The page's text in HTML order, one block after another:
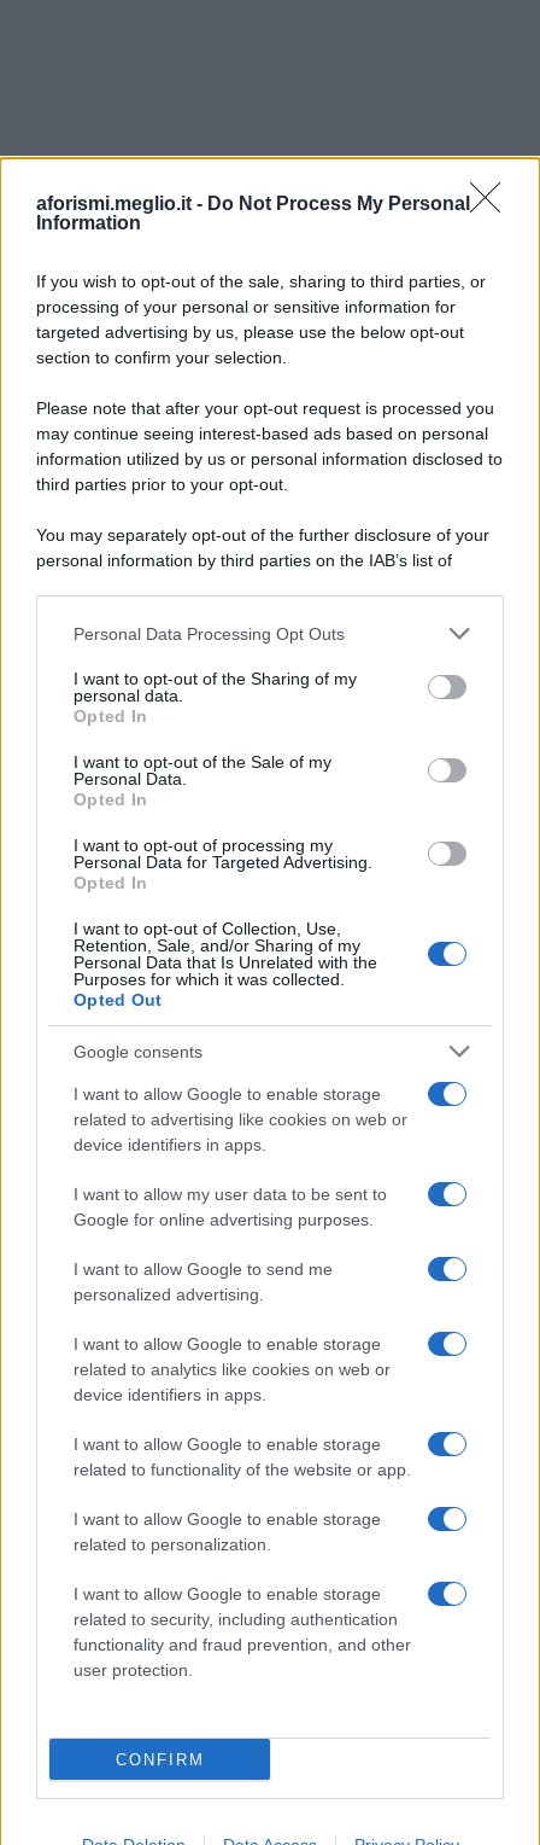
aforismi.meglio.it - Do Not Process My Personal
Information
If you wish to opt-out of the sale, sharing to third parties, or
processing of your personal or sensitive information for
targeted advertising by us, please use the below opt-out
section to confirm your selection.
Please note that after your opt-out request is processed you
may continue seeing interest-based ads based on personal
information utilized by us or personal information disclosed to
third parties prior to your opt-out.
You may separately opt-out of the further disclosure of your
personal information by third parties on the IAB’s list of
This information may also be disclosed by us to third parties
disclose it to other third parties.
Please note that this website/app uses one or more Google
services and may gather and store information including but
not limited to your visit or usage behaviour. You may click to
grant or deny consent to Google and its third-party tags to
consent section.
Personal Data Processing Opt Outs
I want to opt-out of the Sharing of my
personal data.
Opted In
I want to opt-out of the Sale of my
Personal Data.
Opted In
I want to opt-out of processing my
Personal Data for Targeted Advertising.
Opted In
I want to opt-out of Collection, Use,
Retention, Sale, and/or Sharing of my
Personal Data that Is Unrelated with the
Purposes for which it was collected.
Opted Out
Google consents
I want to allow Google to enable storage
related to advertising like cookies on web or
device identifiers in apps.
I want to allow my user data to be sent to
Google for online advertising purposes.
I want to allow Google to send me
personalized advertising.
I want to allow Google to enable storage
related to analytics like cookies on web or
device identifiers in apps.
I want to allow Google to enable storage
related to functionality of the website or app.
I want to allow Google to enable storage
related to personalization.
I want to allow Google to enable storage
related to security, including authentication
functionality and fraud prevention, and other
user protection.
CONFIRM
Ricevi LE FRASI PIÙ BELLE via e-mail
E-mail
FRASI
Frasi celebri
Frasi da condividere
Poesie
Frasi dei film
Frasi film più lette
Incipit dei film
Film più cercati
Frasi sul cinema
SERVIZI
Mappa del sito
Cookie Policy
Frasi suddivise per tema
Indice degli autori
Aforismi .meglio.it è l'archivio web dedicato a frasi,
aforismi e citazioni più grande del web (137.901 frasi in
database) • ©2005-2025 • La riproduzione dei testi è
consentita citando la fonte secondo la Licenza
il sito ricava una commissione sugli acquisti idonei. •
Contatti